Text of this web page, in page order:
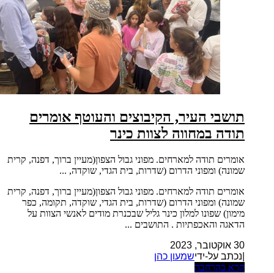
תושבי העיר, הקיבוצים והעוטף אומרים
תודה במחווה לצוות כינר
אומרים תודה למארחים. מפוני גבול הצפון(מעיין ברוך, דפנה, קרית
שמונה) ומפוני הדרום (שדרות, בית הגדי, שוקדה, ...
אומרים תודה למארחים. מפוני גבול הצפון(מעיין ברוך, דפנה, קרית
שמונה) ומפוני הדרום (שדרות, בית הגדי, שוקדה, תקומה, כפר
מימון) שפונו למלון כינר גליל שבכנרת מודים לאנשי הצוות על
הדאגה והאכפתיות . התושבים ...
30 אוקטובר, 2023
|נכתב על-ידישמעון כהן
קרא בהרחבה